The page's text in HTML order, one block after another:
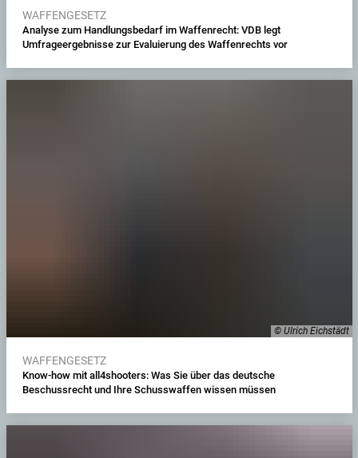
WAFFENGESETZ
Analyse zum Handlungsbedarf im Waffenrecht: VDB legt
Umfrageergebnisse zur Evaluierung des Waffenrechts vor
© Ulrich Eichstädt
WAFFENGESETZ
Know-how mit all4shooters: Was Sie über das deutsche
Beschussrecht und Ihre Schusswaffen wissen müssen